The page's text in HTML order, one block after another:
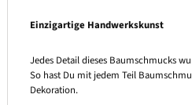
Einzigartige Handwerkskunst
Jedes Detail dieses Baumschmucks
So hast Du mit jedem Teil
Dekoration.